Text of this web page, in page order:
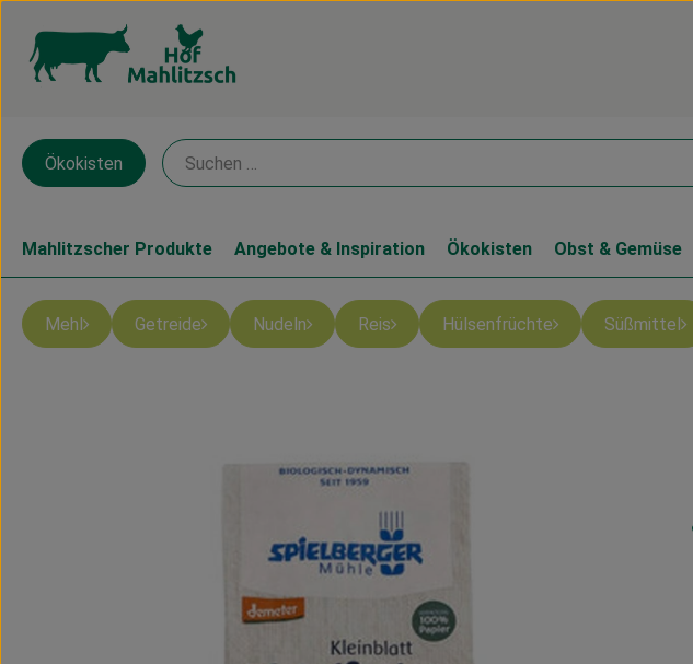
Ökokisten
Mahlitzscher Produkte Angebote & Inspiration Ökokisten Obst & Gemüse
Mehl Getreide Nudeln Reis Hülsenfrüchte Süßmittel